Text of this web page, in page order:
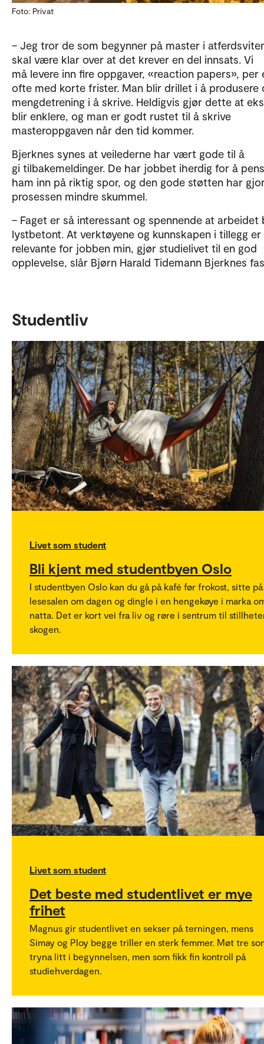
Foto: Privat
– Jeg tror de som begynner på master i
skal være klar over at det krever en del innsats. Vi
må levere inn fire oppgaver, «reaction papers», per
ofte med korte frister. Man blir drillet i å produsere
mengdetrening i å skrive. Heldigvis gjør dette at
blir enklere, og man er godt rustet til å skrive
masteroppgaven når den tid kommer.
Bjerknes synes at veilederne har vært gode til å
gi tilbakemeldinger. De har jobbet iherdig for å
ham inn på riktig spor, og den gode støtten har
prosessen mindre skummel.
– Faget er så interessant og spennende at arbeidet
lystbetont. At verktøyene og kunnskapen i tillegg er
relevante for jobben min, gjør studielivet til en god
opplevelse, slår Bjørn Harald Tidemann Bjerknes
Studentliv
Livet som student
Bli kjent med studentbyen Oslo
I studentbyen Oslo kan du gå på kafé før frokost, sitte på
lesesalen om dagen og dingle i en hengekøye i marka
natta. Det er kort vei fra liv og røre i sentrum til
skogen.
Livet som student
Det beste med studentlivet er mye
frihet
Magnus gir studentlivet en sekser på terningen, mens
Simay og Ploy begge triller en sterk femmer. Møt tre
tryna litt i begynnelsen, men som fikk fin kontroll på
studiehverdagen.